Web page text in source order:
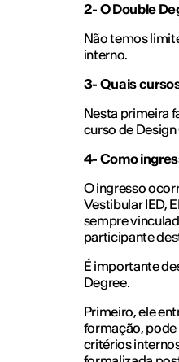
2- O Double
Não temos
interno.
3- Quais
Nesta primeira
curso de
4- Como
O ingresso
Vestibular IED,
sempre
participante
É importante
Degree.
Primeiro, ele
formação, pode
critérios